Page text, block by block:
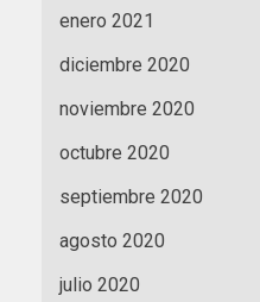
enero 2021
diciembre 2020
noviembre 2020
octubre 2020
septiembre 2020
agosto 2020
julio 2020